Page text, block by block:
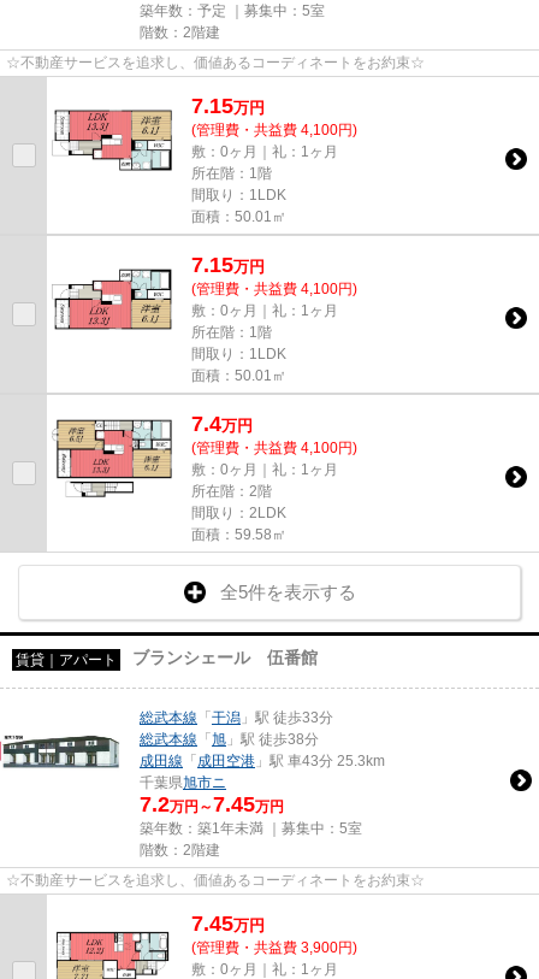
築年数：予定 ｜募集中： 5室
階数：2階建
☆不動産サービスを追求し、価値あるコーディネートをお約束☆
7.15万円
(管理費・共益費 4,100円)
敷：0ヶ月｜礼：1ヶ月
所在階：1階
間取り：1LDK
面積：50.01㎡
7.15万円
(管理費・共益費 4,100円)
敷：0ヶ月｜礼：1ヶ月
所在階：1階
間取り：1LDK
面積：50.01㎡
7.4万円
(管理費・共益費 4,100円)
敷：0ヶ月｜礼：1ヶ月
所在階：2階
間取り：2LDK
面積：59.58㎡
全5件を表示する
賃貸｜アパート ブランシェール 伍番館
総武本線 「干潟 」駅 徒歩33分
総武本線 「旭 」駅 徒歩38分
成田線 「成田空港 」駅 車43分 25.3km
千葉県旭市ニ
7.2万円～7.45万円
築年数：築1年未満 ｜募集中： 5室
階数：2階建
☆不動産サービスを追求し、価値あるコーディネートをお約束☆
7.45万円
(管理費・共益費 3,900円)
敷：0ヶ月｜礼：1ヶ月